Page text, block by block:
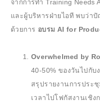
จากการทำ Training Needs
และผู้บริหารฝ่ายไอที พบว่า
ด้วยการ อบรม AI for
Overwhelmed by
40-50% ของวันไปกับ
สรุปรายงานการประ
เวลาไปโฟกัสงานเชิง